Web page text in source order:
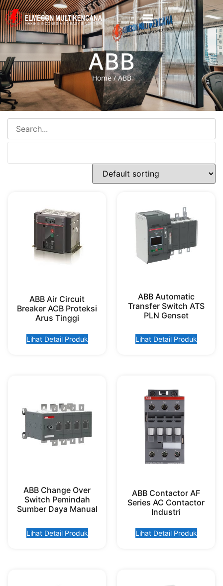
ABB
Home/ ABB
ABB Air Circuit
Breaker ACB Proteksi
Arus Tinggi
Lihat Detail Produk
ABB Automatic
Transfer Switch ATS
PLN Genset
Lihat Detail Produk
ABB Change Over
Switch Pemindah
Sumber Daya Manual
Lihat Detail Produk
ABB Contactor AF
Series AC Contactor
Industri
Lihat Detail Produk